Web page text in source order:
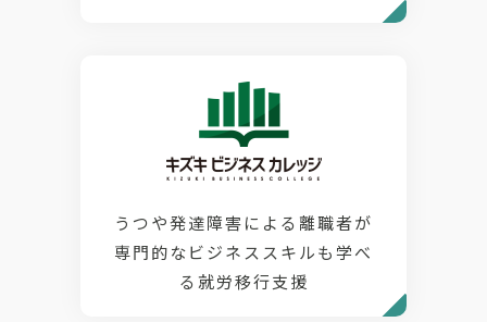
うつや発達障害による離職者が
専門的なビジネススキルも学べ
る就労移行支援